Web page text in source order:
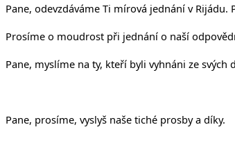
Pane, odevzdáváme Ti mírová jednání v
Prosíme o moudrost při jednání o naší
Pane, myslíme na ty, kteří byli vyhnáni ze
Pane, prosíme, vyslyš naše tiché prosby a díky.